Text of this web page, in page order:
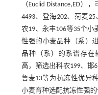
（Euclid Distance,ED）
4493、登海202、菏麦
农19、永丰106等35个
性强的小麦品种（系）
品种（系）的系谱存
高，筛选出科农199、邯
鲁麦13等为抗冻性优异
小麦育种选配抗冻性强的